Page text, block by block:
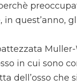
in quest’anno,
Muller-
in cui sono
dell’osso che